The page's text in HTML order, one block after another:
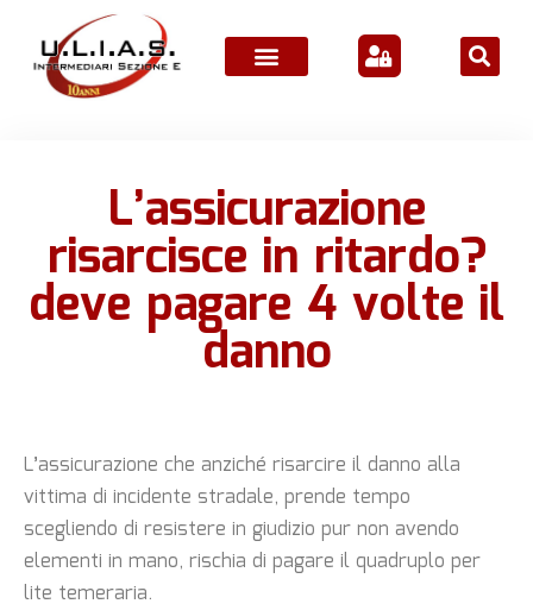
L’assicurazione
risarcisce in ritardo?
deve pagare 4 volte il
danno
L’assicurazione che anziché risarcire il danno alla
vittima di incidente stradale, prende tempo
scegliendo di resistere in giudizio pur non avendo
elementi in mano, rischia di pagare il quadruplo per
lite temeraria.